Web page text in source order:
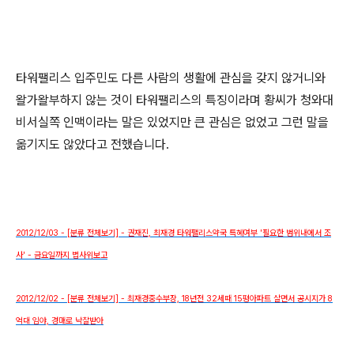
타워팰리스 입주민도 다른 사람의 생활에 관심을 갖지 않거니와
왈가왈부하지 않는 것이 타워팰리스의 특징이라며 황씨가 청와대
비서실쪽 인맥이라는 말은 있었지만 큰 관심은 없었고 그런 말을
옮기지도 않았다고 전했습니다.
2012/12/03 - [분류 전체보기] - 권재진, 최재경 타워팰리스약국 특혜여부 '필요한 범위내에서 조
사' - 금요일까지 법사위보고
2012/12/02 - [분류 전체보기] - 최재경중수부장, 18년전 32세때 15평아파트 살면서 공시지가 8
억대 임야, 경매로 낙찰받아